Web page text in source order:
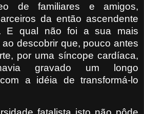
de familiares e amigos,
da então ascendente
E qual não foi a sua mais
descobrir que, pouco antes
por uma síncope cardíaca,
gravado um longo
a idéia de transformá-lo